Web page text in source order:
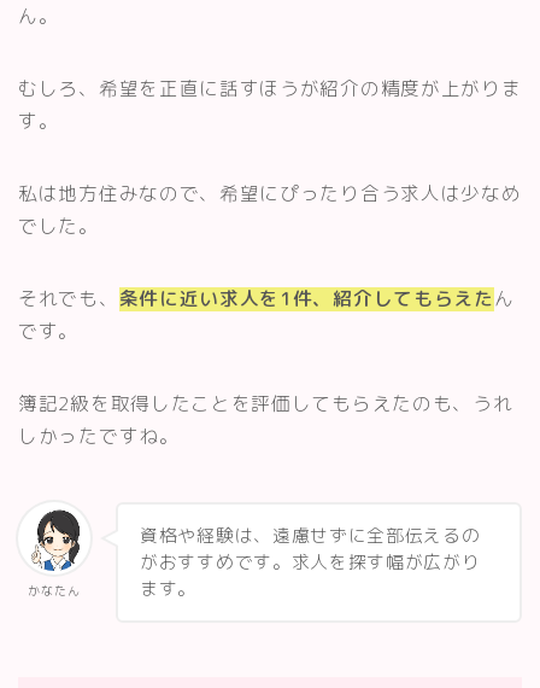
ん。
むしろ、希望を正直に話すほうが紹介の精度が上がりま
す。
私は地方住みなので、希望にぴったり合う求人は少なめ
でした。
それでも、 条件に近い求人を1件、紹介してもらえたん
です。
簿記2級を取得したことを評価してもらえたのも、うれ
しかったですね。
かなたん
資格や経験は、遠慮せずに全部伝えるの
がおすすめです。求人を探す幅が広がり
ます。